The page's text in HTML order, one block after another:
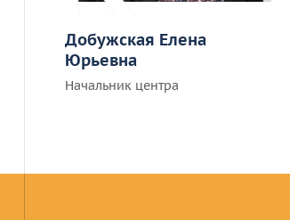
Добужская Елена
Юрьевна
Начальник центра